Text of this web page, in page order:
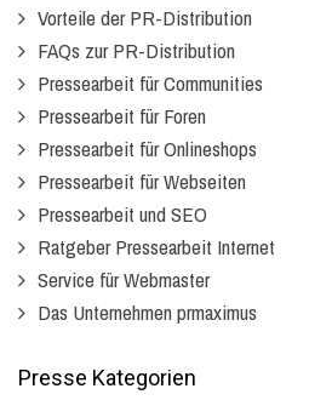
Vorteile der PR-Distribution
FAQs zur PR-Distribution
Pressearbeit für Communities
Pressearbeit für Foren
Pressearbeit für Onlineshops
Pressearbeit für Webseiten
Pressearbeit und SEO
Ratgeber Pressearbeit Internet
Service für Webmaster
Das Unternehmen prmaximus
Presse Kategorien